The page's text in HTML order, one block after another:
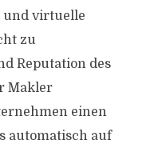
und virtuelle
zu
Reputation des
Makler
einen
automatisch auf